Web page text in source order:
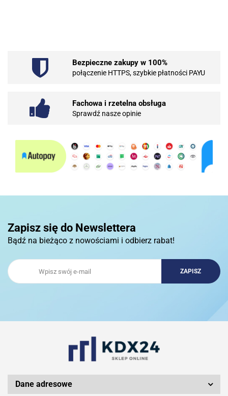
101 INC
3Doodler
Bezpieczne zakupy w 100%
połączenie HTTPS, szybkie płatności PAYU
Fachowa i rzetelna obsługa
Sprawdź nasze opinie
Zapisz się do Newslettera
Bądź na bieżąco z nowościami i odbierz rabat!
Dane adresowe